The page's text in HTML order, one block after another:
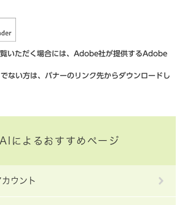
いただく場合には、Adobe社が提供するAdobe
ない方は、バナーのリンク先からダウンロードし
AIによるおすすめページ
ウント